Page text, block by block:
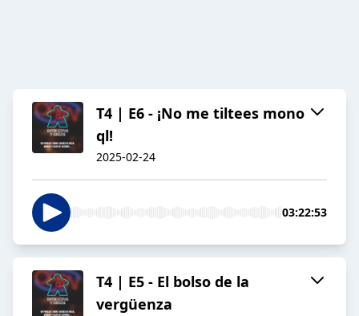
T4 | E6 - ¡No me tiltees mono
ql!
2025-02-24
03:22:53
T4 | E5 - El bolso de la
vergüenza